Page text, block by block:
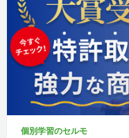
個別学習のセルモ